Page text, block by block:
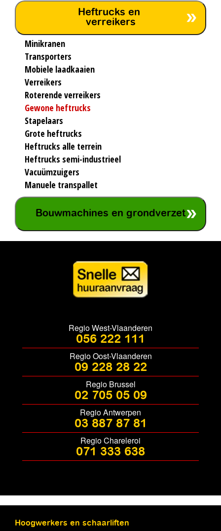
Heftrucks en
verreikers
Minikranen
Transporters
Mobiele laadkaaien
Verreikers
Roterende verreikers
Gewone heftrucks
Stapelaars
Grote heftrucks
Heftrucks alle terrein
Heftrucks semi-industrieel
Vacuümzuigers
Manuele transpallet
Bouwmachines en grondverzet
Regio West-Vlaanderen
056 222 111
Regio Oost-Vlaanderen
09 228 28 22
Regio Brussel
02 705 05 09
Regio Antwerpen
03 887 87 81
Regio Chareleroi
071 333 638
Hoogwerkers en schaarliften